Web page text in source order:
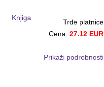
Trde platnice
Cena: 27.12 EUR
Prikaži podrobnosti